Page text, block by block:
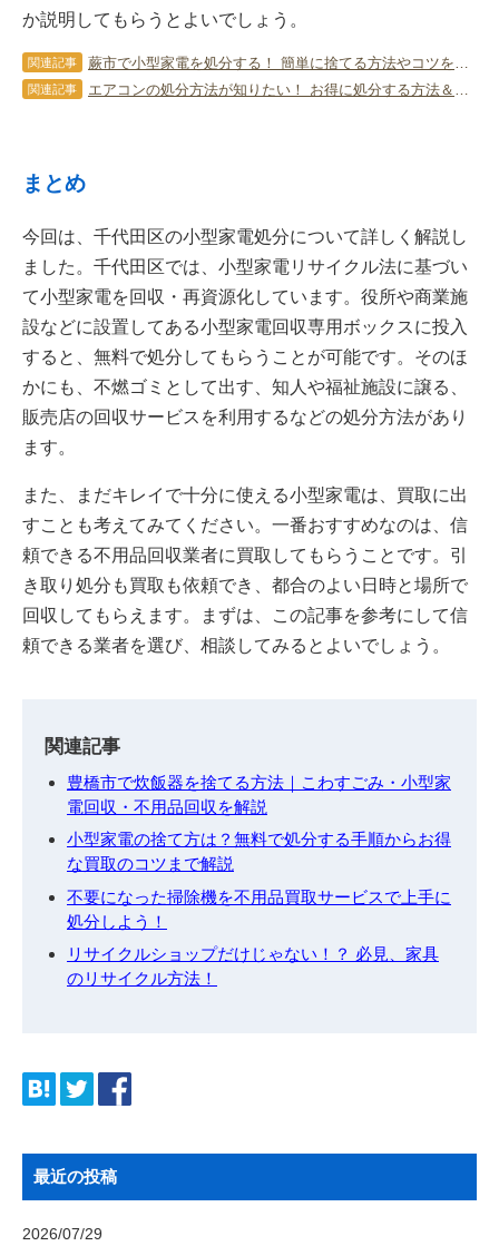
か説明してもらうとよいでしょう。
関連記事 蕨市で小型家電を処分する！ 簡単に捨てる方法やコツを教えます！
関連記事 エアコンの処分方法が知りたい！ お得に処分する方法＆コツは？
まとめ
今回は、千代田区の小型家電処分について詳しく解説し
ました。千代田区では、小型家電リサイクル法に基づい
て小型家電を回収・再資源化しています。役所や商業施
設などに設置してある小型家電回収専用ボックスに投入
すると、無料で処分してもらうことが可能です。そのほ
かにも、不燃ゴミとして出す、知人や福祉施設に譲る、
販売店の回収サービスを利用するなどの処分方法があり
ます。
また、まだキレイで十分に使える小型家電は、買取に出
すことも考えてみてください。一番おすすめなのは、信
頼できる不用品回収業者に買取してもらうことです。引
き取り処分も買取も依頼でき、都合のよい日時と場所で
回収してもらえます。まずは、この記事を参考にして信
頼できる業者を選び、相談してみるとよいでしょう。
関連記事
豊橋市で炊飯器を捨てる方法｜こわすごみ・小型家
電回収・不用品回収を解説
小型家電の捨て方は？無料で処分する手順からお得
な買取のコツまで解説
不要になった掃除機を不用品買取サービスで上手に
処分しよう！
リサイクルショップだけじゃない！？ 必見、家具
のリサイクル方法！
最近の投稿
2026/07/29